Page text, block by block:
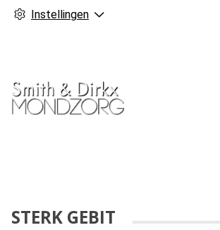
Instellingen
STERK GEBIT